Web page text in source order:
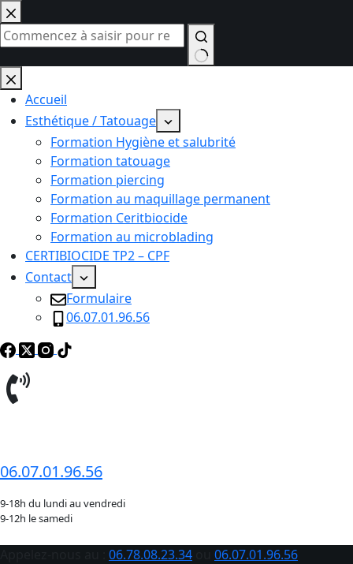
Passer
au
contenu
Aucun
résultatAccueil
Esthétique / Tatouage
Formation Hygiène et salubrité
Formation tatouage
Formation piercing
Formation au maquillage permanent
Formation Ceritbiocide
Formation au microblading
CERTIBIOCIDE TP2 – CPF
Contact
Formulaire
06.07.01.96.56
06.07.01.96.56
9-18h du lundi au vendredi
9-12h le samedi
06.78.08.23.34
06.07.01.96.56